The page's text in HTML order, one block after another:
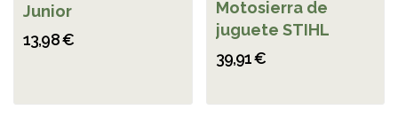
Junior
13,98 €
Motosierra de
juguete STIHL
39,91 €